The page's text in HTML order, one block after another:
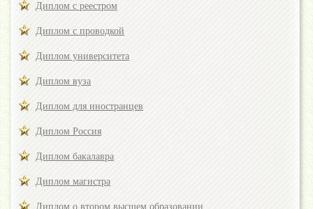
Диплом с реестром
Диплом с проводкой
Диплом университета
Диплом вуза
Диплом для иностранцев
Диплом Россия
Диплом бакалавра
Диплом магистра
Диплом о втором высшем образовании